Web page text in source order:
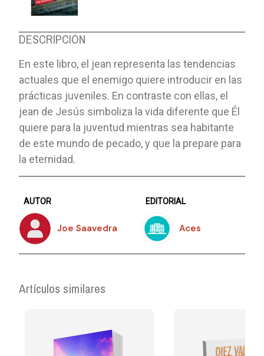
DESCRIPCIÓN
En este libro, el jean representa las tendencias
actuales que el enemigo quiere introducir en las
prácticas juveniles. En contraste con ellas, el
jean de Jesús simboliza la vida diferente que Él
quiere para la juventud mientras sea habitante
de este mundo de pecado, y que la prepare para
la eternidad.
AUTOR
Joe Saavedra
EDITORIAL
Aces
Artículos similares